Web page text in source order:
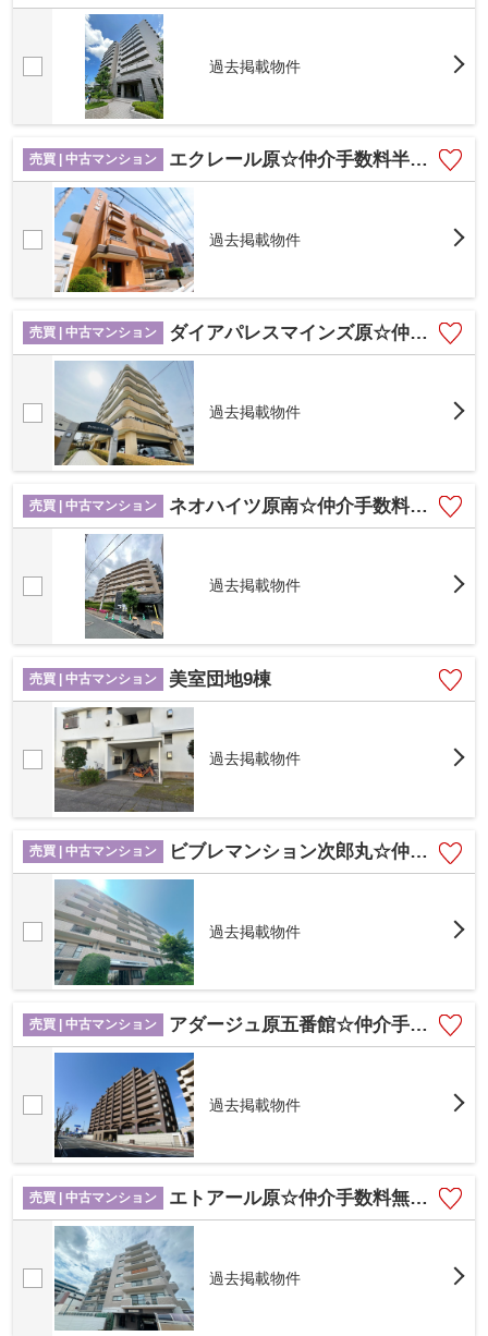
過去掲載物件
売買 | 中古マンション エクレール原☆仲介手数料半額☆
過去掲載物件
売買 | 中古マンション ダイアパレスマインズ原☆仲介手数料無料☆
過去掲載物件
売買 | 中古マンション ネオハイツ原南☆仲介手数料無料☆
過去掲載物件
売買 | 中古マンション 美室団地9棟
過去掲載物件
売買 | 中古マンション ビブレマンション次郎丸☆仲介手数料無料☆
過去掲載物件
売買 | 中古マンション アダージュ原五番館☆仲介手数料無料☆
過去掲載物件
売買 | 中古マンション エトアール原☆仲介手数料無料☆
過去掲載物件